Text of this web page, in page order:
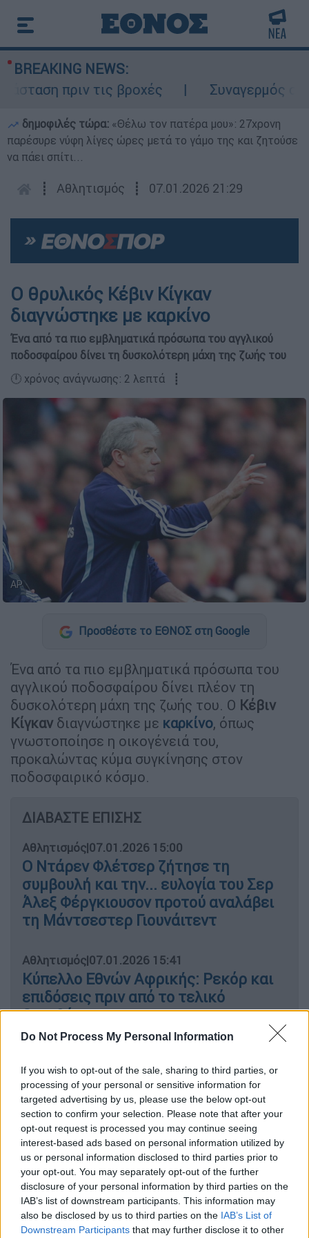
Do Not Process My Personal Information
If you wish to opt-out of the sale, sharing to third parties, or
processing of your personal or sensitive information for
targeted advertising by us, please use the below opt-out
section to confirm your selection. Please note that after your
opt-out request is processed you may continue seeing
interest-based ads based on personal information utilized by
us or personal information disclosed to third parties prior to
your opt-out. You may separately opt-out of the further
disclosure of your personal information by third parties on the
IAB’s list of downstream participants. This information may
also be disclosed by us to third parties on the IAB’s List of
Downstream Participants that may further disclose it to other
BREAKING NEWS:
πριν τις βροχές
Συναγερμός στον
δημοφιλές τώρα: «Θέλω τον πατέρα μου»: 27χρονη
παρέσυρε νύφη λίγες ώρες μετά το γάμο της και ζητούσε
να πάει σπίτι...
┋ Αθλητισμός ┋ 07.01.2026 21:29
Ο θρυλικός Κέβιν Κίγκαν
διαγνώστηκε με καρκίνο
Ένα από τα πιο εμβληματικά πρόσωπα του αγγλικού
ποδοσφαίρου δίνει τη δυσκολότερη μάχη της ζωής του
🕛 χρόνος ανάγνωσης: 2 λεπτά ┋
AP
Προσθέστε το ΕΘΝΟΣ στη Google
Ένα από τα πιο εμβληματικά πρόσωπα του
αγγλικού ποδοσφαίρου δίνει πλέον τη
δυσκολότερη μάχη της ζωής του. Ο Κέβιν
Κίγκαν διαγνώστηκε με καρκίνο, όπως
γνωστοποίησε η οικογένειά του,
προκαλώντας κύμα συγκίνησης στον
ποδοσφαιρικό κόσμο.
ΔΙΑΒΑΣΤΕ ΕΠΙΣΗΣ
Αθλητισμός|07.01.2026 15:00
Ο Ντάρεν Φλέτσερ ζήτησε τη
συμβουλή και την... ευλογία του Σερ
Άλεξ Φέργκιουσον προτού αναλάβει
τη Μάντσεστερ Γιουνάιτεντ
Αθλητισμός|07.01.2026 15:41
Κύπελλο Εθνών Αφρικής: Ρεκόρ και
επιδόσεις πριν από το τελικό
ξεκαθάρισμα
Ο 74χρονος θρύλος του αγγλικού
ποδοσφαίρου εισήχθη πρόσφατα σε
νοσοκομείο, έπειτα από επίμονα
συμπτώματα στην κοιλιακή χώρα, τα οποία
οδήγησαν στις απαραίτητες εξετάσεις και
τελικά στη διάγνωση. Σύμφωνα με την
επίσημη ενημέρωση, ο Κίγκαν αναμένεται να
ξεκινήσει άμεσα θεραπεία, ενώ εξέφρασε
την ευγνωμοσύνη του προς το ιατρικό